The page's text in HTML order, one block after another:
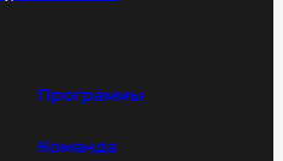
Программы
Команда